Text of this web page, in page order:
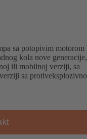
sa potopivim motorom
kola nove
ili mobilnoj verziji, sa
sa